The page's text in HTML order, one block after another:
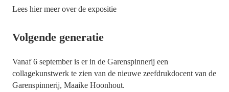
Lees hier meer over de expositie
Volgende generatie
Vanaf 6 september is er in de Garenspinnerij een
collagekunstwerk te zien van de nieuwe zeefdrukdocent van de
Garenspinnerij, Maaike Hoonhout.